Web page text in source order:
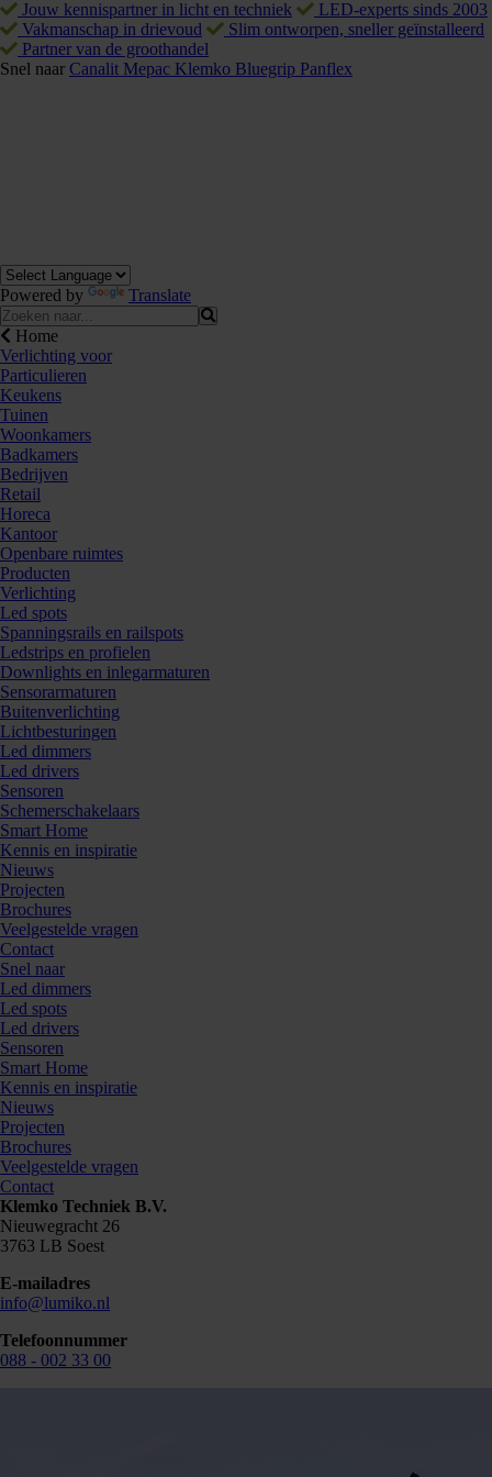
Jouw kennispartner in licht en techniek
LED-experts sinds 2003
Vakmanschap in drievoud
Slim ontworpen, sneller geïnstalleerd
Partner van de groothandel
Snel naar Canalit Mepac Klemko Bluegrip Panflex
Powered by Translate
Home
Verlichting voor
Particulieren
Keukens
Tuinen
Woonkamers
Badkamers
Bedrijven
Retail
Horeca
Kantoor
Openbare ruimtes
Producten
Verlichting
Led spots
Spanningsrails en railspots
Ledstrips en profielen
Downlights en inlegarmaturen
Sensorarmaturen
Buitenverlichting
Lichtbesturingen
Led dimmers
Led drivers
Sensoren
Schemerschakelaars
Smart Home
Kennis en inspiratie
Nieuws
Projecten
Brochures
Veelgestelde vragen
Contact
Snel naar
Led dimmers
Led spots
Led drivers
Sensoren
Smart Home
Kennis en inspiratie
Nieuws
Projecten
Brochures
Veelgestelde vragen
Contact
Klemko Techniek B.V.
Nieuwegracht 26
3763 LB Soest
E-mailadres
info@lumiko.nl
Telefoonnummer
088 - 002 33 00